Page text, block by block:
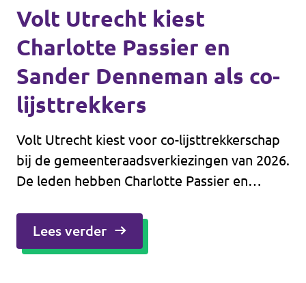
Volt Utrecht kiest
Charlotte Passier en
Sander Denneman als co-
lijsttrekkers
Volt Utrecht kiest voor co-lijsttrekkerschap
bij de gemeenteraadsverkiezingen van 2026.
De leden hebben Charlotte Passier en
lijsttrekkers. Samen zullen zij Volt Utrecht
Lees verder